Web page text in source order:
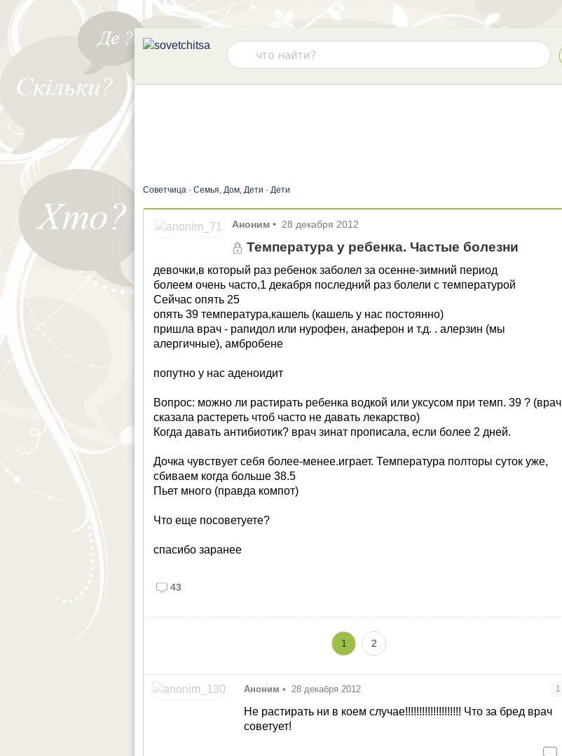
Советчица - Семья, Дом, Дети - Дети
Аноним • 28 декабря 2012
Температура у ребенка. Частые болезни
девочки,в который раз ребенок заболел за осенне-зимний период
болеем очень часто,1 декабря последний раз болели с температурой
Сейчас опять 25
опять 39 температура,кашель (кашель у нас постоянно)
пришла врач - рапидол или нурофен, анаферон и т.д. . алерзин (мы
алергичные), амбробене
попутно у нас аденоидит
Вопрос: можно ли растирать ребенка водкой или уксусом при темп. 39 ? (врач
сказала растереть чтоб часто не давать лекарство)
Когда давать антибиотик? врач зинат прописала, если более 2 дней.
Дочка чувствует себя более-менее.играет. Температура полторы суток уже,
сбиваем когда больше 38.5
Пьет много (правда компот)
Что еще посоветуете?
спасибо заранее
43
1 2
Аноним • 28 декабря 2012 1
Не растирать ни в коем случае!!!!!!!!!!!!!!!!!!!! Что за бред врач
советует!